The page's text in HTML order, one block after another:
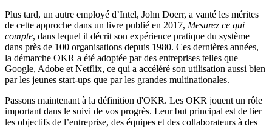
Plus tard, un autre employé d’Intel, John Doerr, a vanté les mérites
de cette approche dans un livre publié en 2017, Mesurez ce qui
compte, dans lequel il décrit son expérience pratique du système
dans près de 100 organisations depuis 1980. Ces dernières années,
la démarche OKR a été adoptée par des entreprises telles que
Google, Adobe et Netflix, ce qui a accéléré son utilisation aussi bien
par les jeunes start-ups que par les grandes multinationales.
Passons maintenant à la définition d'OKR. Les OKR jouent un rôle
important dans le suivi de vos progrès. Leur but principal est de lier
les objectifs de l’entreprise, des équipes et des collaborateurs à des